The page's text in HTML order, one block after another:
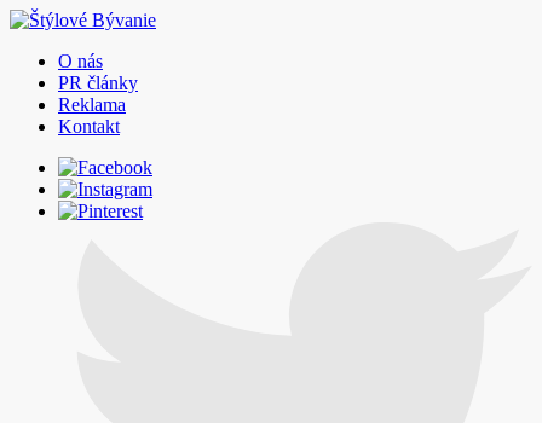
O nás
PR články
Reklama
Kontakt